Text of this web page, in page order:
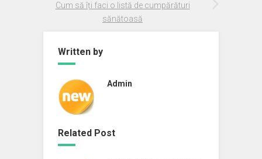
Cum să îți faci o listă de cumpărături
sănătoasă
Written by
Admin
Related Post